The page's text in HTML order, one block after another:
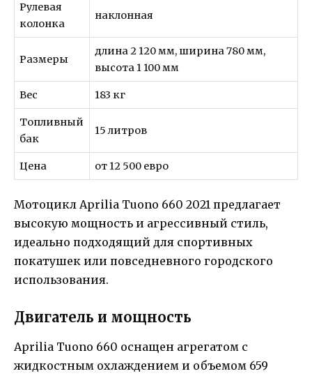
Рулевая
колонка
наклонная
Размеры
длина 2 120 мм, ширина 780 мм,
высота 1 100 мм
Вес 183 кг
Топливный
бак
15 литров
Цена от 12 500 евро
Мотоцикл Aprilia Tuono 660 2021 предлагает
высокую мощность и агрессивный стиль,
идеально подходящий для спортивных
покатушек или повседневного городского
использования.
Двигатель и мощность
Aprilia Tuono 660 оснащен агрегатом с
жидкостным охлаждением и объемом 659